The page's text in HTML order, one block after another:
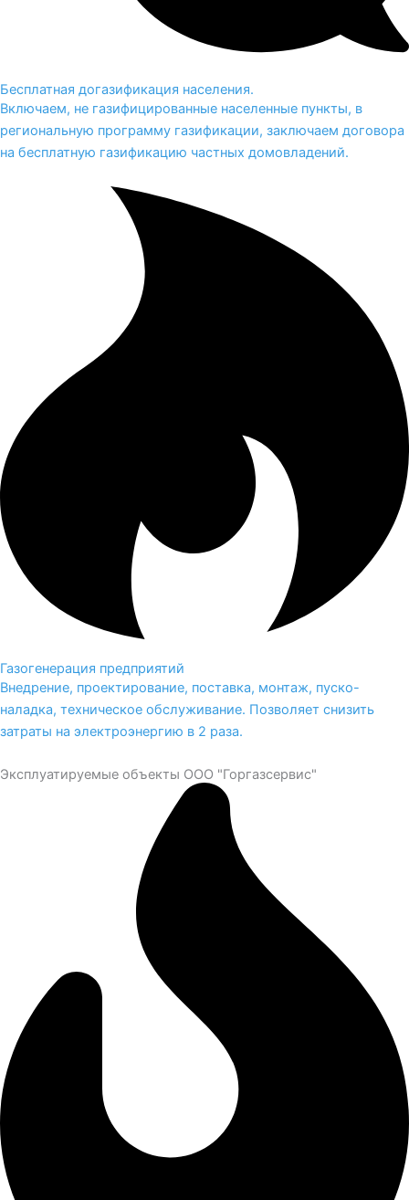
Бесплатная догазификация населения.
Включаем, не газифицированные населенные пункты, в
региональную программу газификации, заключаем договора
на бесплатную газификацию частных домовладений.
Газогенерация предприятий
Внедрение, проектирование, поставка, монтаж, пуско-
наладка, техническое обслуживание. Позволяет снизить
затраты на электроэнергию в 2 раза.
Эксплуатируемые объекты ООО "Горгазсервис"